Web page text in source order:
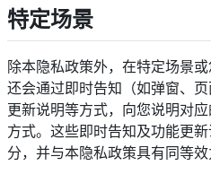
特定场景
除本隐私政策外，在特定场景
还会通过即时告知（如弹窗、
更新说明等方式，向您说明对
方式。这些即时告知及功能更
分，并与本隐私政策具有同等效